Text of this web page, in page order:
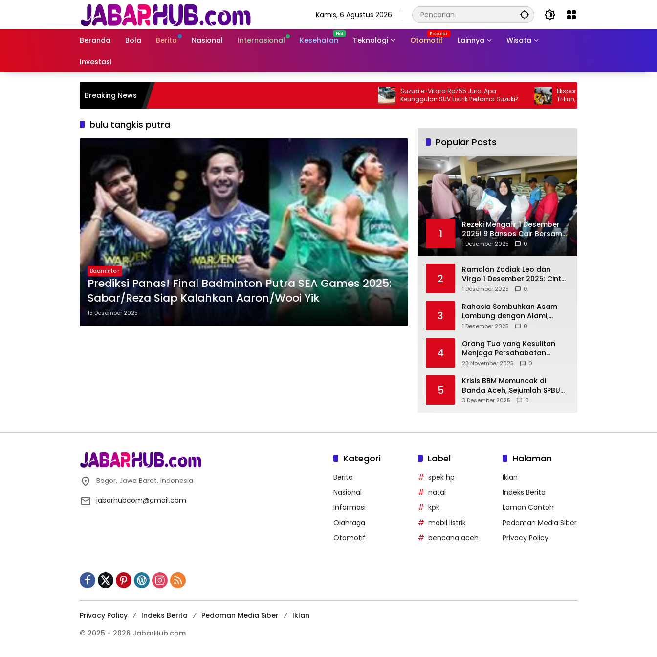
Kamis, 6 Agustus 2026
Beranda Bola Berita Nasional Internasional Kesehatan Teknologi Otomotif Lainnya Wisata
Investasi
Breaking News
Suzuki e-Vitara Rp755 Juta, Apa
Keunggulan SUV Listrik Pertama Suzuki?
Ekspor Perikanan 2025 Tembus Rp105
Triliun, AS Jadi Pasar Utama
bulu tangkis putra
Badminton
Prediksi Panas! Final Badminton Putra SEA Games 2025:
Sabar/Reza Siap Kalahkan Aaron/Wooi Yik
15 Desember 2025
Popular Posts
1
Rezeki Mengalir 1 Desember
2025! 9 Bansos Cair Bersama:
PKH, BPNT, dan KKS Mandiri
Double
1 Desember 2025 0
2
Ramalan Zodiak Leo dan
Virgo 1 Desember 2025: Cinta,
Karir, Kesehatan, dan
1 Desember 2025 0
3
Rahasia Sembuhkan Asam
Lambung dengan Alami,
Nomor 4 Disalahpahami
1 Desember 2025 0
4
Orang Tua yang Kesulitan
Menjaga Persahabatan
Biasanya Lakukan 8 Hal Ini
23 November 2025 0
5
Krisis BBM Memuncak di
Banda Aceh, Sejumlah SPBU
Tutup Total
3 Desember 2025 0
Bogor, Jawa Barat, Indonesia
jabarhubcom@gmail.com
Kategori
Berita
Nasional
Informasi
Olahraga
Otomotif
Label
spek hp
natal
kpk
mobil listrik
bencana aceh
Halaman
Iklan
Indeks Berita
Laman Contoh
Pedoman Media Siber
Privacy Policy
Privacy Policy Indeks Berita Pedoman Media Siber
Iklan
© 2025 - 2026 JabarHub.com